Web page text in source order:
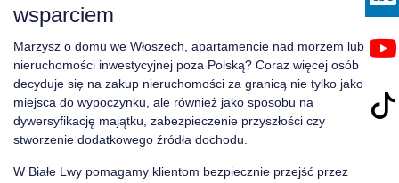
wsparciem
Marzysz o domu we Włoszech, apartamencie nad morzem lub
nieruchomości inwestycyjnej poza Polską? Coraz więcej osób
decyduje się na zakup nieruchomości za granicą nie tylko jako
miejsca do wypoczynku, ale również jako sposobu na
dywersyfikację majątku, zabezpieczenie przyszłości czy
stworzenie dodatkowego źródła dochodu.
W Białe Lwy pomagamy klientom bezpiecznie przejść przez